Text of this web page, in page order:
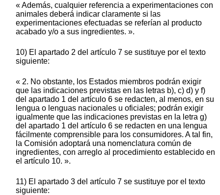
« Además, cualquier referencia a experimentaciones con
animales deberá indicar claramente si las
experimentaciones efectuadas se referían al producto
acabado y/o a sus ingredientes. ».
10) El apartado 2 del artículo 7 se sustituye por el texto
siguiente:
« 2. No obstante, los Estados miembros podrán exigir
que las indicaciones previstas en las letras b), c) d) y f)
del apartado 1 del artículo 6 se redacten, al menos, en su
lengua o lenguas nacionales u oficiales; podrán exigir
igualmente que las indicaciones previstas en la letra g)
del apartado 1 del artículo 6 se redacten en una lengua
fácilmente comprensible para los consumidores. A tal fin,
la Comisión adoptará una nomenclatura común de
ingredientes, con arreglo al procedimiento establecido en
el artículo 10. ».
11) El apartado 3 del artículo 7 se sustituye por el texto
siguiente: